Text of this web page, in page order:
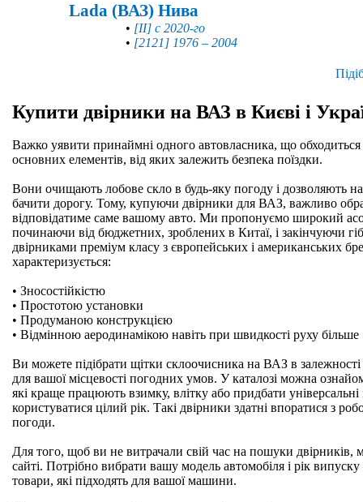
Lada (ВАЗ) Нива
• [II] с 2020-го
• [2121] 1976 – 2004
Купити двірники на ВАЗ в Києві і
Важко уявити принаймні одного автовласника, що обходиться
основних елементів, від яких залежить безпека поїздки.
Вони очищають лобове скло в будь-яку погоду і дозволяють
бачити дорогу. Тому, купуючи двірники для ВАЗ, важливо
відповідатиме саме вашому авто. Ми пропонуємо широкий
починаючи від бюджетних, зроблених в Китаї, і закінчуючи
двірниками преміум класу з європейських і американських
характеризується:
• Зносостійкістю
• Простотою установки
• Продуманою конструкцією
• Відмінною аеродинамікою навіть при швидкості руху
Ви можете підібрати щітки склоочисника на ВАЗ в залежності
для вашої місцевості погодних умов. У каталозі можна
які краще працюють взимку, влітку або придбати
користуватися цілий рік. Такі двірники здатні впоратися з
погоди.
Для того, щоб ви не витрачали свій час на пошуки
сайті. Потрібно вибрати вашу модель автомобіля і рік випуску
товари, які підходять для вашої машини.